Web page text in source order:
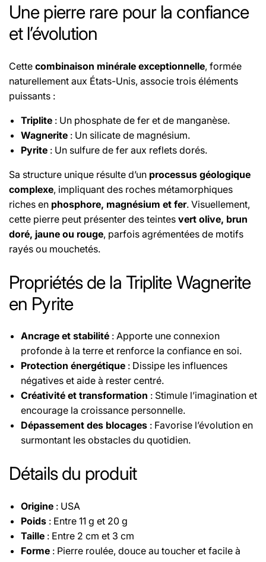
Une pierre rare pour la confiance
et l’évolution
Cette combinaison minérale exceptionnelle, formée
naturellement aux États-Unis, associe trois éléments
puissants :
Triplite : Un phosphate de fer et de manganèse.
Wagnerite : Un silicate de magnésium.
Pyrite : Un sulfure de fer aux reflets dorés.
Sa structure unique résulte d’un processus géologique
complexe, impliquant des roches métamorphiques
riches en phosphore, magnésium et fer. Visuellement,
cette pierre peut présenter des teintes vert olive, brun
doré, jaune ou rouge, parfois agrémentées de motifs
rayés ou mouchetés.
Propriétés de la Triplite Wagnerite
en Pyrite
Ancrage et stabilité : Apporte une connexion
profonde à la terre et renforce la confiance en soi.
Protection énergétique : Dissipe les influences
négatives et aide à rester centré.
Créativité et transformation : Stimule l’imagination et
encourage la croissance personnelle.
Dépassement des blocages : Favorise l’évolution en
surmontant les obstacles du quotidien.
Détails du produit
Origine : USA
Poids : Entre 11 g et 20 g
Taille : Entre 2 cm et 3 cm
Forme : Pierre roulée, douce au toucher et facile à